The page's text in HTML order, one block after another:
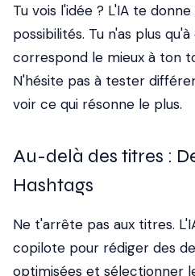
Tu vois l'idée ? L'IA te
possibilités. Tu n'as plus
correspond le mieux à ton
N'hésite pas à tester
voir ce qui résonne le plus.
Au-delà des titres :
Hashtags
Ne t'arrête pas aux titres.
copilote pour rédiger des
optimisées et sélectionner